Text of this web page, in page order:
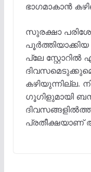
ഭാഗമാകാൻ
സുരക്ഷാ
പ്ലേ
കഴിയുന്നില്ല.
ഗൂഗിളുമായി
പ്രതീക്ഷയാണ്